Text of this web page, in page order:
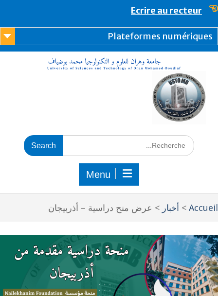
content
Ecrire au recteur
Plateformes
Menu
> أخبار> عرض منح دراسية – أذربيجان